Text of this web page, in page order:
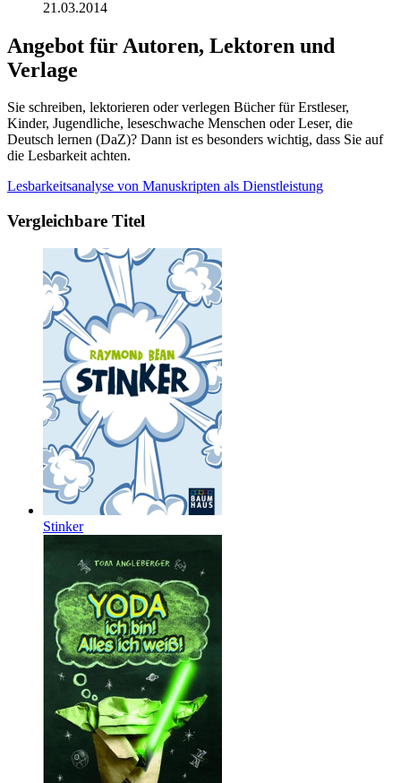
21.03.2014
Angebot für Autoren, Lektoren und
Verlage
Sie schreiben, lektorieren oder verlegen Bücher für Erstleser,
Kinder, Jugendliche, leseschwache Menschen oder Leser, die
Deutsch lernen (DaZ)? Dann ist es besonders wichtig, dass Sie auf
die Lesbarkeit achten.
Lesbarkeitsanalyse von Manuskripten als Dienstleistung
Vergleichbare Titel
Stinker